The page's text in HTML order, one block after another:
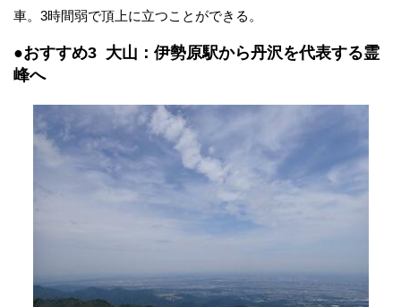
車。3時間弱で頂上に立つことができる。
●おすすめ3 大山：伊勢原駅から丹沢を代表する霊
峰へ